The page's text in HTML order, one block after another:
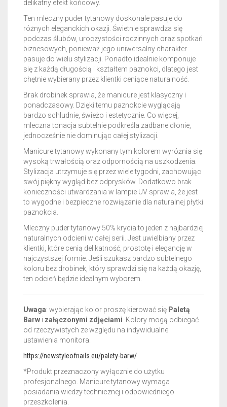
delikatny efekt końcowy.
Ten mleczny puder tytanowy doskonale pasuje do
różnych eleganckich okazji. Świetnie sprawdza się
podczas ślubów, uroczystości rodzinnych oraz spotkań
biznesowych, ponieważ jego uniwersalny charakter
pasuje do wielu stylizacji. Ponadto idealnie komponuje
się z każdą długością i kształtem paznokci, dlatego jest
chętnie wybierany przez klientki ceniące naturalność.
Brak drobinek sprawia, że manicure jest klasyczny i
ponadczasowy. Dzięki temu paznokcie wyglądają
bardzo schludnie, świeżo i estetycznie. Co więcej,
mleczna tonacja subtelnie podkreśla zadbane dłonie,
jednocześnie nie dominując całej stylizacji.
Manicure tytanowy wykonany tym kolorem wyróżnia się
wysoką trwałością oraz odpornością na uszkodzenia.
Stylizacja utrzymuje się przez wiele tygodni, zachowując
swój piękny wygląd bez odprysków. Dodatkowo brak
konieczności utwardzania w lampie UV sprawia, że jest
to wygodne i bezpieczne rozwiązanie dla naturalnej płytki
paznokcia.
Mleczny puder tytanowy 50% krycia to jeden z najbardziej
naturalnych odcieni w całej serii. Jest uwielbiany przez
klientki, które cenią delikatność, prostotę i elegancję w
najczystszej formie. Jeśli szukasz bardzo subtelnego
koloru bez drobinek, który sprawdzi się na każdą okazję,
ten odcień będzie idealnym wyborem.
Uwaga: wybierając kolor proszę kierować się Paletą
Barw i załączonymi zdjęciami . Kolory mogą odbiegać
od rzeczywistych ze względu na indywidualne
ustawienia monitora.
https://newstyleofnails.eu/palety-barw/
*Produkt przeznaczony wyłącznie do użytku
profesjonalnego. Manicure tytanowy wymaga
posiadania wiedzy technicznej i odpowiedniego
przeszkolenia.